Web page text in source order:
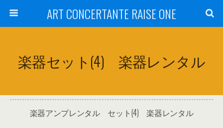
ART CONCERTANTE RAISE ONE
楽器セット(4) 楽器レンタル
楽器アンプレンタル セット(4) 楽器レンタル